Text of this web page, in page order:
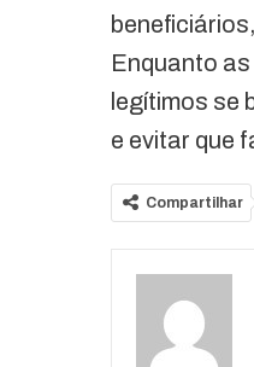
Enquanto
legítimos se
e evitar que
Compartilhar